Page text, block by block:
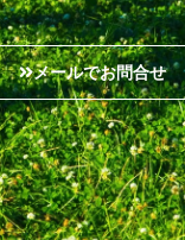
メールでお問合せ